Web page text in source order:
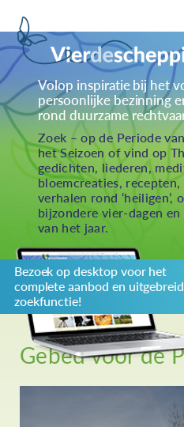
Home
Over Creaties
Over Vieren
Over Eten
Over Activiteiten
Inzenden
Over ons
Privacybeleid
Redactiestatuut
log in
Volop inspiratie bij het
persoonlijke bezinning
rond duurzame
Zoek – op de Periode
het Seizoen of vind op
gedichten, liederen,
bloemcreaties, recepten,
verhalen rond
bijzondere vier-dagen
van het jaar.
Bezoek op desktop voor het
complete aanbod en
zoekfunctie!
Gebed voor de